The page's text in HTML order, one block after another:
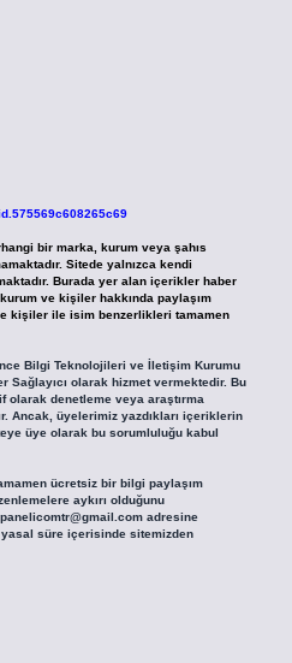
bir marka, kurum veya şahıs
Sitede yalnızca kendi
Burada yer alan içerikler haber
ve kişiler hakkında paylaşım
kişiler ile isim benzerlikleri tamamen
Bilgi Teknolojileri ve İletişim Kurumu
Sağlayıcı olarak hizmet vermektedir. Bu
denetleme veya araştırma
Ancak, üyelerimiz yazdıkları içeriklerin
üye olarak bu sorumluluğu kabul
ücretsiz bir bilgi paylaşım
aykırı olduğunu
adresine
süre içerisinde sitemizden